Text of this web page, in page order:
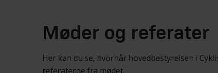
Møder og referater
Her kan du se, hvornår hovedbestyrelsen i
referaterne fra mødet.